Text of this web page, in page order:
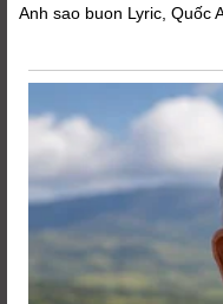
Anh sao buon Lyric, Quốc